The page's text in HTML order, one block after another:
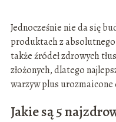
Jednocześnie nie da się
produktach z
także źródeł zdrowych
złożonych, dlatego
warzyw plus
Jakie są 5